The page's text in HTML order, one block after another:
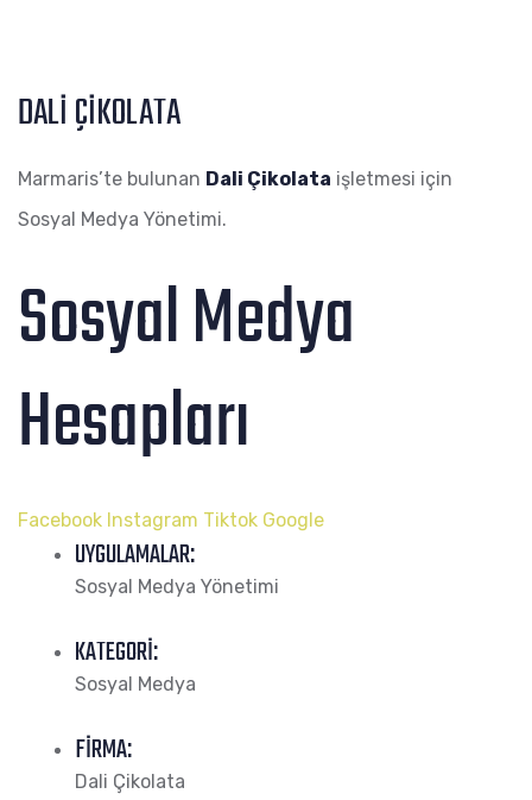
DALİ ÇİKOLATA
Marmaris’te bulunan Dali Çikolata işletmesi için
Sosyal Medya Yönetimi.
Sosyal Medya
Hesapları
Facebook Instagram Tiktok Google
UYGULAMALAR:
Sosyal Medya Yönetimi
KATEGORI:
Sosyal Medya
FIRMA:
Dali Çikolata